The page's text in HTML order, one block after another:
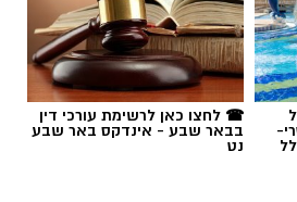
בעזרתה של הכלבה
אותר שלל רב: במכסה
האחוריים הוסלקו לא פחות
החשוד כסם קשה מסוג
במקום, ושני יושביו, צעירים
סדום, התעללות
☎ לחצו כאן לרשימת עורכי דין
בבאר שבע - אינדקס באר שבע
נט